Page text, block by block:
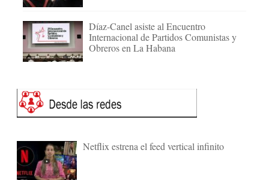
Díaz-Canel asiste al Encuentro
Internacional de Partidos Comunistas y
Obreros en La Habana
Netflix estrena el feed vertical infinito